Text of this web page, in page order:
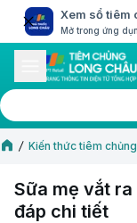
Xem sổ tiêm
Mở trong ứng
Kiến thức tiêm chủng
Sữa mẹ vắt
đáp chi tiết